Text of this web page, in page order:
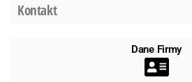
Kontakt
Dane Firmy